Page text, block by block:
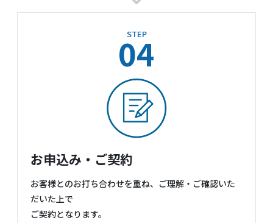
STEP
04
お申込み・ご契約
お客様とのお打ち合わせを重ね、ご理解・ご確認いた
だいた上で
ご契約となります。